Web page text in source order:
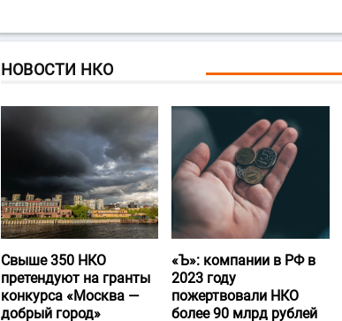
НОВОСТИ НКО
Свыше 350 НКО
претендуют на гранты
конкурса «Москва —
добрый город»
«Ъ‎»: компании в РФ в
2023 году
пожертвовали НКО
более 90 млрд рублей